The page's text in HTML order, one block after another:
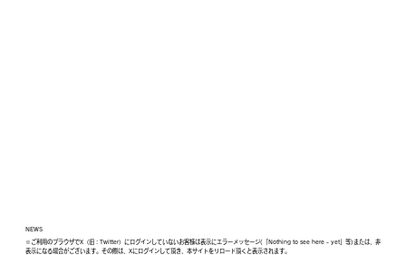
NEWS
※ご利用のブラウザでX（旧：Twitter）にログインしていないお客様は表示にエラーメッセージ(「Nothing to see here - yet」等)または、非
表示になる場合がございます。その際は、Xにログインして頂き、本サイトをリロード頂くと表示されます。